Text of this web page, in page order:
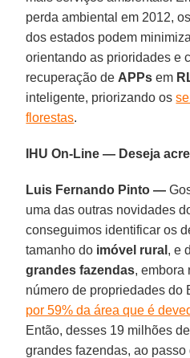
perda ambiental em 2012,
dos estados podem
orientando as prioridades e
recuperação de APPs em
inteligente, priorizando os
florestas.
IHU On-Line — Deseja
Luis Fernando Pinto —
uma das outras novidades
conseguimos identificar os
tamanho do imóvel rural , e
grandes fazendas, embora
número de propriedades do
por 59% da área que é
Então, desses 19 milhões
grandes fazendas, ao